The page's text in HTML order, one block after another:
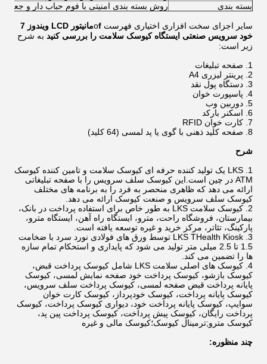
بسته بندی
روش بسته بندی امنیتی با فوم حباب دار و جعبه
سایر اجزای سخت افزاری اختیاری فهرست o f
مانیتور LCD ویندوز 7
خود سرویس صنعتی ایستگاه کیوسک سلامت را بررسی کنید به شرح
زیر است:
صفحه تبلیغات
پرینتر لیزری A4
دستگاه پول نقد
پاسپورت خوان
دوربین وب
اسکنر بارکد
کارت خوان RFID
صفحه کلید ذهنی با گوی یا پد لمسی (64 کلید)
شرح
LKS یک تولید کننده حرفه ای کیوسک سلامت و تامین کننده کیوسک
ATM در چین است.این کیوسک سلف سرویس را با صفحه تبلیغاتی
ارائه می دهد که ظاهری منحصر به فرد را به برنامه های مختلف
کیوسک سلف سرویس و صنعت کیوسک ارائه می دهد.
کیوسک سلامت LKS به طور خاص برای استفاده پرداخت در بانک،
بیمارستان، فروشگاه راحت، مترو، ایستگاه راه آهن، ایستگاه مترو،
پارکینگ، تئاتر، مرکز خرید و غیره توسعه یافته است.
LKS THealth Kiosk توسط ورق های فولادی نورد سرد با ضخامت
1.5 تا 2.5 میلی متر تولید می شود که پایداری و استحکام تمام سازه
ها را تضمین می کند.
کیوسک های اصلی سلامت LKS شامل کیوسک پرداخت قبض،
کیوسک بازشو، کیوسک پرداخت خود صفحه نمایش لمسی، کیوسک
پایانه پرداخت قبض صفحه لمسی، کیوسک پرداخت سلف سرویس،
کیوسک پایانه پرداخت، کیوسک خودپرداز، کیوسک کارت خوان
سوایپ، کیوسک پایانه پرداخت خود، دیواری کیوسک پرداخت، کیوسک
پرداخت رایگان، کیوسک پیش پرداخت، کیوسک پرداخت پین پد،
کیوسک مترو;ترمینال کیوسک؛کیوسک مالی و غیره
چند منظوره: